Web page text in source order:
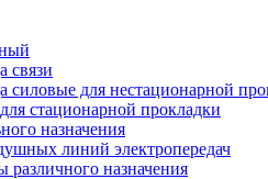
связи
силовые для нестационарной
стационарной прокладки
назначения
линий электропередач
назначения